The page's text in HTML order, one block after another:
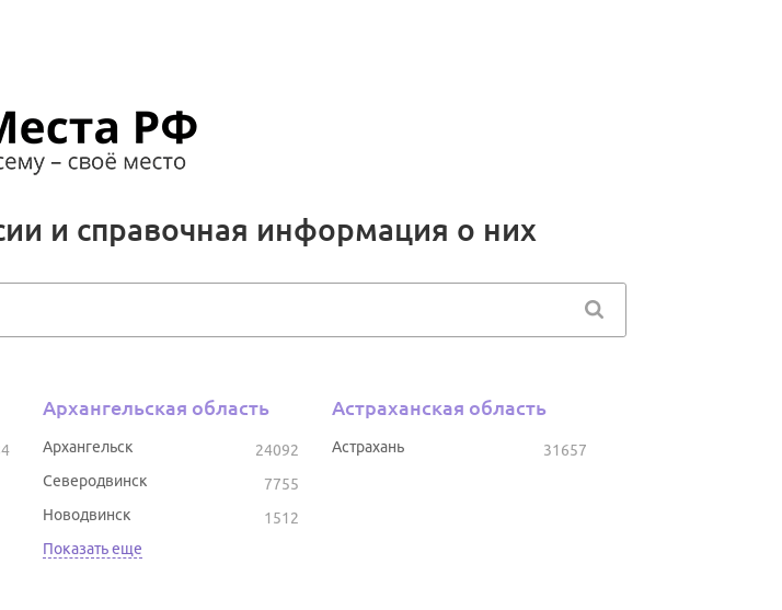
и справочная информация о них
Архангельская область
24092
Архангельск
7755
Северодвинск
1512
Новодвинск
Показать еще
Астраханская область
31657
Астрахань